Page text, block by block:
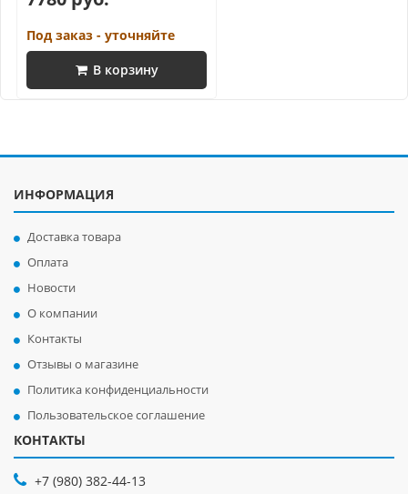
Под заказ - уточняйте
В корзину
ИНФОРМАЦИЯ
Доставка товара
Оплата
Новости
О компании
Контакты
Отзывы о магазине
Политика конфиденциальности
Пользовательское соглашение
КОНТАКТЫ
+7 (980) 382-44-13